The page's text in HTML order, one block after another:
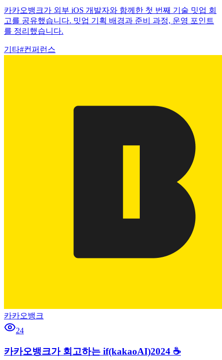
카카오뱅크가 외부 iOS 개발자와 함께한 첫 번째 기술 밋업 회
고를 공유했습니다. 밋업 기획 배경과 준비 과정, 운영 포인트
를 정리했습니다.
기타#컨퍼런스
카카오뱅크
24
카카오뱅크가 회고하는 if(kakaoAI)2024 ☕️